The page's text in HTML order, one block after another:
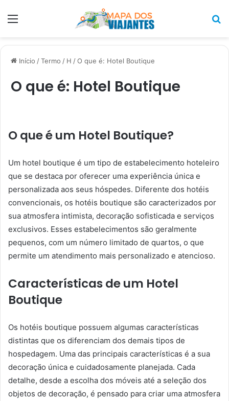
Menu
Início /Termo / H /O que é: Hotel Boutique
O que é: Hotel Boutique
O que é um Hotel Boutique?
Um hotel boutique é um tipo de estabelecimento hoteleiro
que se destaca por oferecer uma experiência única e
personalizada aos seus hóspedes. Diferente dos hotéis
convencionais, os hotéis boutique são caracterizados por
sua atmosfera intimista, decoração sofisticada e serviços
exclusivos. Esses estabelecimentos são geralmente
pequenos, com um número limitado de quartos, o que
permite um atendimento mais personalizado e atencioso.
Características de um Hotel
Boutique
Os hotéis boutique possuem algumas características
distintas que os diferenciam dos demais tipos de
hospedagem. Uma das principais características é a sua
decoração única e cuidadosamente planejada. Cada
detalhe, desde a escolha dos móveis até a seleção dos
objetos de decoração, é pensado para criar uma atmosfera